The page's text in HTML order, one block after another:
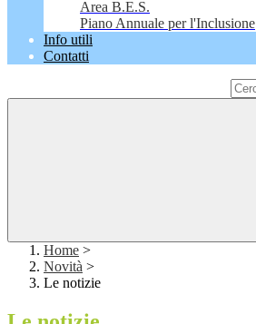
Area B.E.S.
Piano Annuale per l'Inclusione
Info utili
Contatti
Home >
Novità >
Le notizie